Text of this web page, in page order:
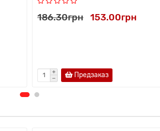
186.30грн 153.00грн
Предзаказ